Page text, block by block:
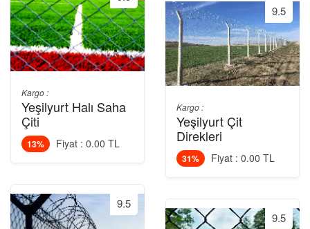
Kargo :
Yeşilyurt Halı Saha
Çiti
13% Fiyat : 0.00 TL
9.5
9.5
Kargo :
Yeşilyurt Çit
Direkleri
31% Fiyat : 0.00 TL
9.5